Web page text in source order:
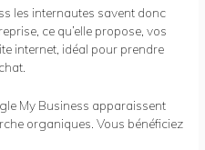
les internautes savent donc
ce qu’elle propose, vos
internet, idéal pour prendre
My Business apparaissent
organiques. Vous bénéficiez